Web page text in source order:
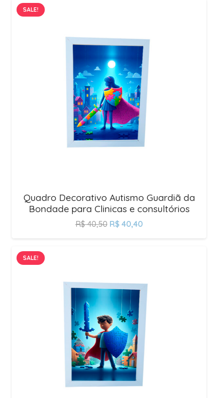
SALE!
Quadro Decorativo Autismo Guardiã da
Bondade para Clinicas e consultórios
R$40,50 R$ 40,40
SALE!